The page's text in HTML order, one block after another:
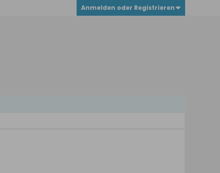
Anmelden oder Registrieren